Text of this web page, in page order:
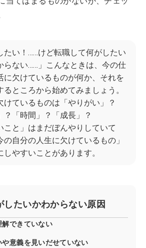
たい！……けど転職して何がしたい
らない……」こんなときは、今の仕
に欠けているものが何か、それを
るところから始めてみましょう。
けているものは「やりがい」？
？「時間」？「成長」？
こと」はまだぼんやりしていて
の自分の人生に欠けているもの」
しやすいことがあります。
したいかわからない原因
解できていない
意義を見いだせていない